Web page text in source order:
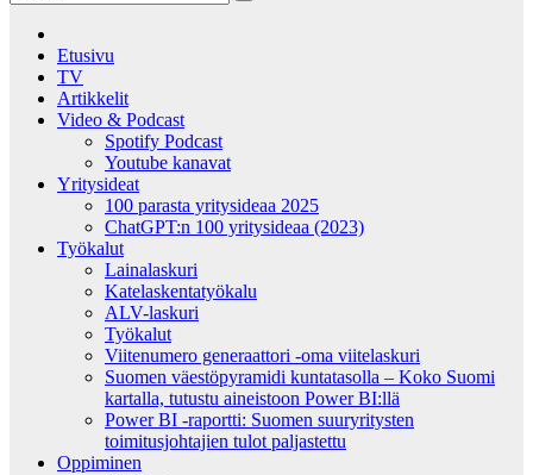
Etusivu
TV
Artikkelit
Video & Podcast
Spotify Podcast
Youtube kanavat
Yritysideat
100 parasta yritysideaa 2025
ChatGPT:n 100 yritysideaa (2023)
Työkalut
Lainalaskuri
Katelaskentatyökalu
ALV-laskuri
Työkalut
Viitenumero generaattori -oma viitelaskuri
Suomen väestöpyramidi kuntatasolla – Koko Suomi
kartalla, tutustu aineistoon Power BI:llä
Power BI -raportti: Suomen suuryritysten
toimitusjohtajien tulot paljastettu
Oppiminen